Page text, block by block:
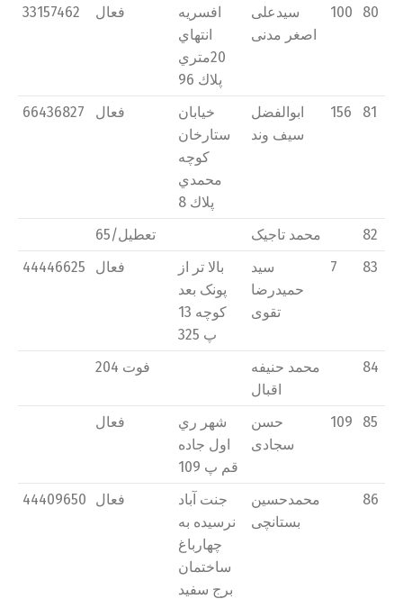
33157462 فعال
افسريه
انتهاي
20متري
پلاك 96
سیدعلی
اصغر مدنی
100 80
66436827 فعال
خیابان
ستارخان
كوچه
محمدي
پلاك 8
ابوالفضل
سیف وند
156 81
تعطیل/65 محمد تاجیک
82
44446625
فعال
بالا تر از
پونک بعد
كوچه 13
پ 325
سید
حمیدرضا
تقوی
7 83
فوت 204
محمد حنیفه
اقبال
84
فعال
شهر ري
اول جاده
قم پ 109
حسن
سجادی
109 85
44409650 فعال
جنت آباد
نرسیده به
چهارباغ
ساختمان
برج سفید
محمدحسین
بستانچی
86